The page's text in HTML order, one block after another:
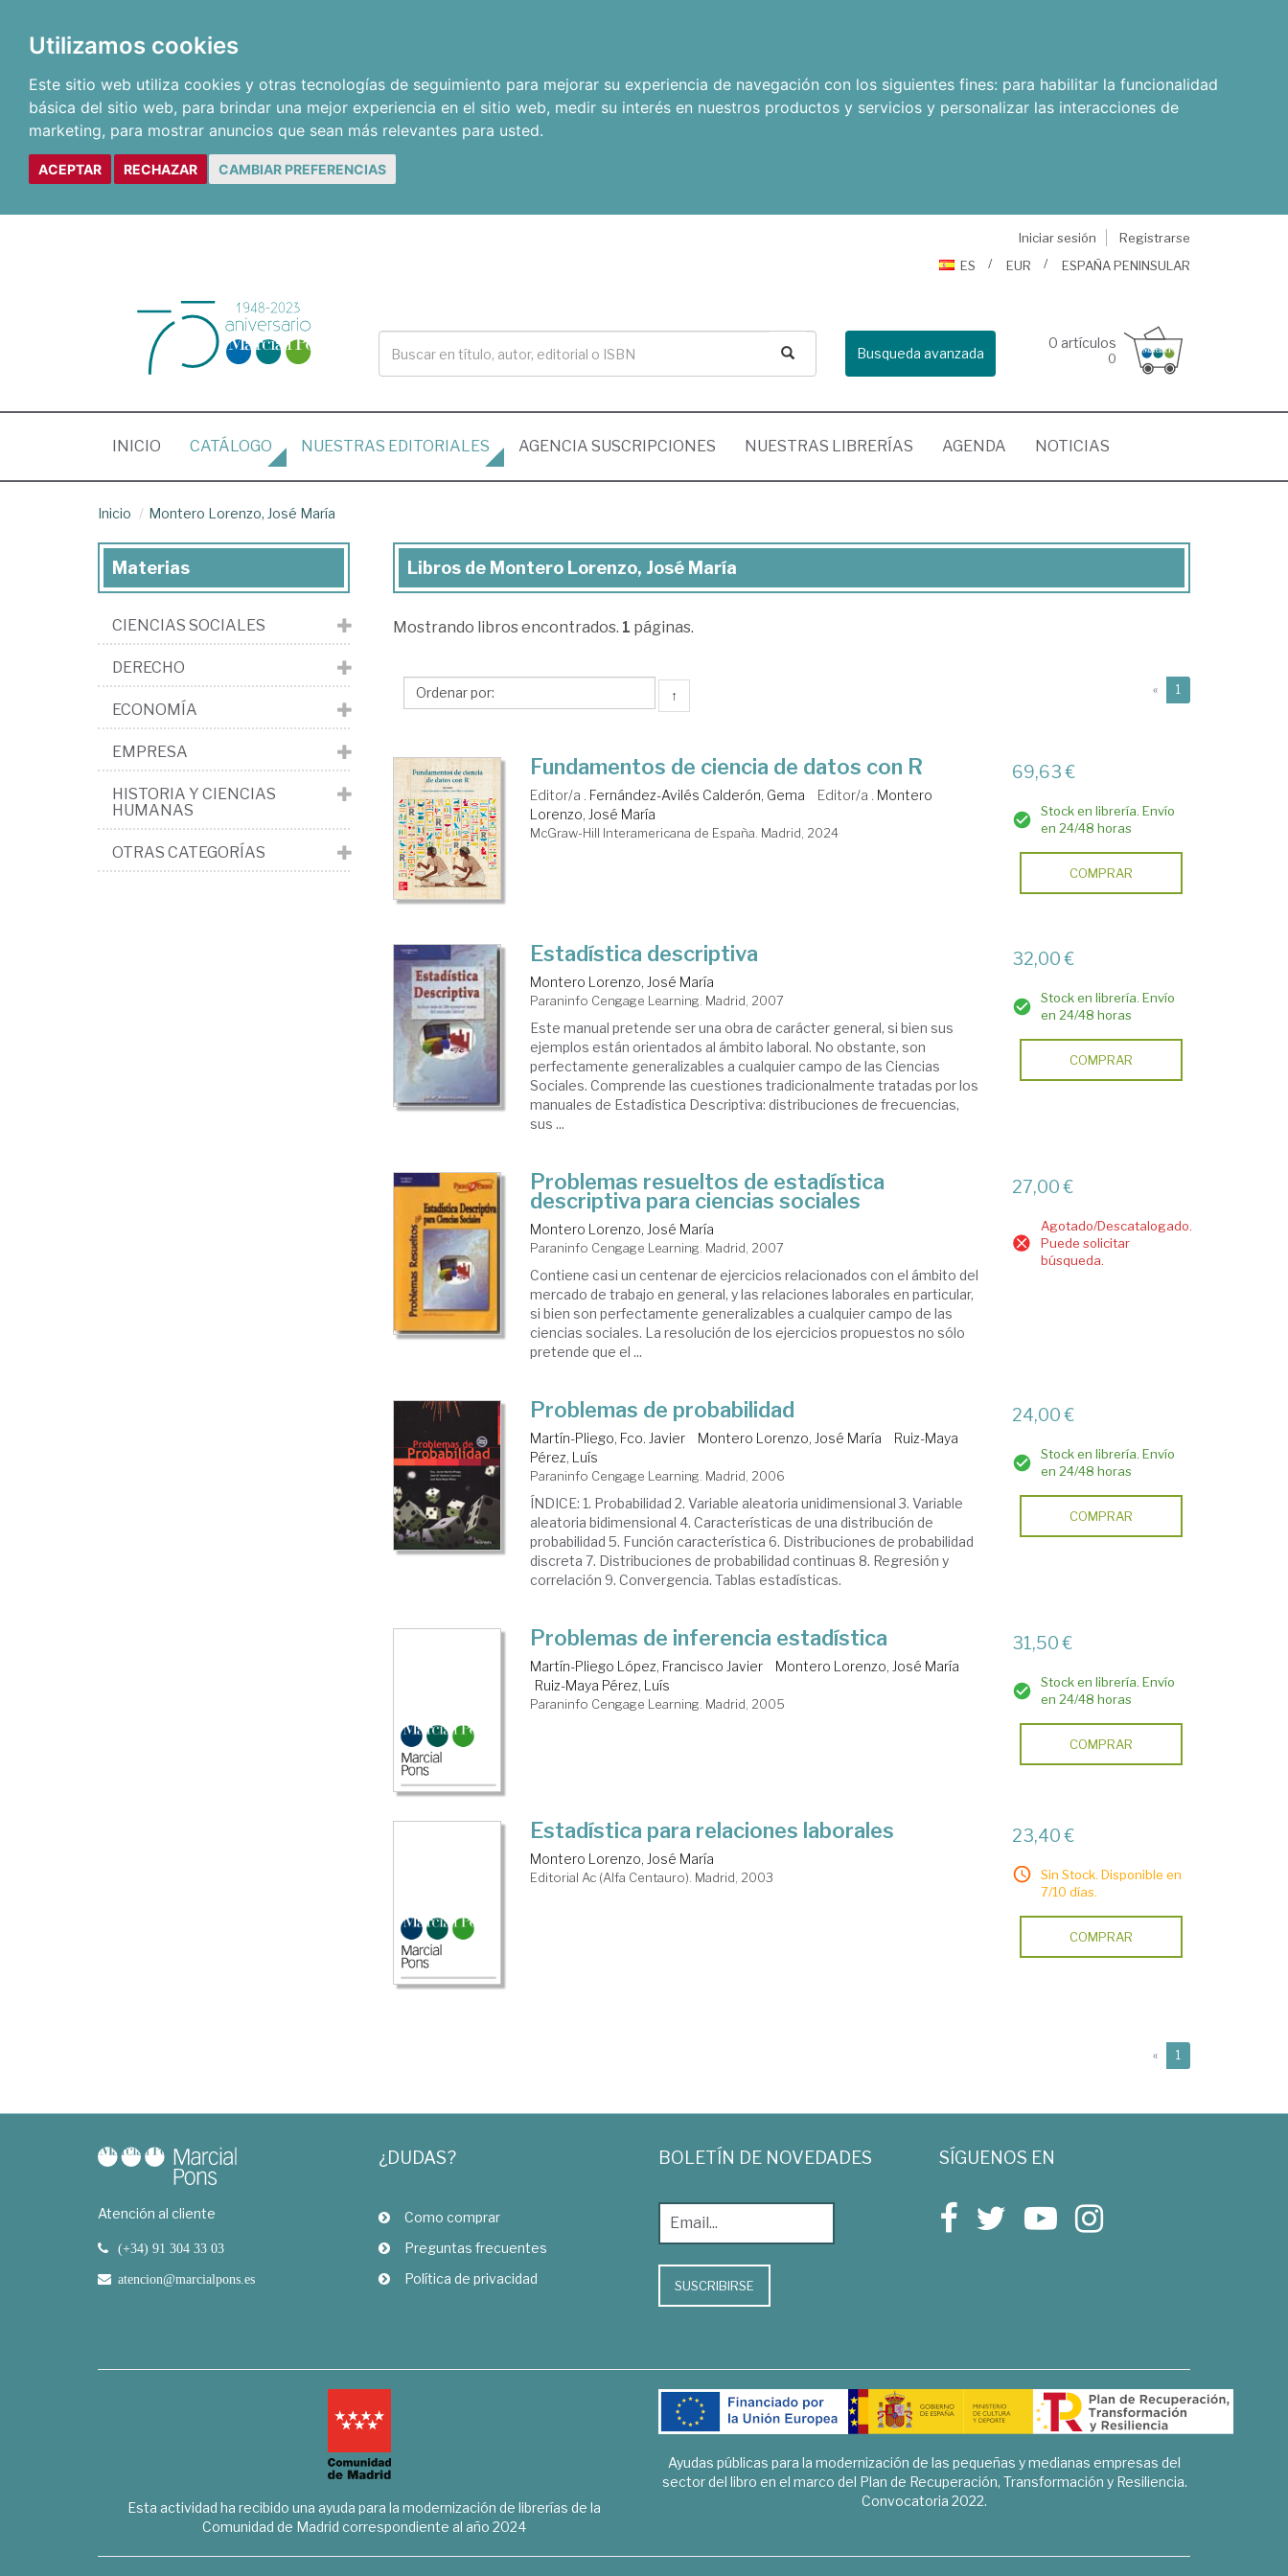
Utilizamos cookies
Este sitio web utiliza cookies y otras tecnologías de seguimiento para mejorar su experiencia de navegación con los siguientes fines: para habilitar la funcionalidad
básica del sitio web, para brindar una mejor experiencia en el sitio web, medir su interés en nuestros productos y servicios y personalizar las interacciones de
marketing, para mostrar anuncios que sean más relevantes para usted.
ACEPTAR RECHAZAR CAMBIAR PREFERENCIAS
Iniciar sesión
Registrarse
ES
EUR ESPAÑA PENINSULAR
Busqueda avanzada
0 artículos
0
INICIO (CURRENT)
CATÁLOGO NUESTRAS EDITORIALES AGENCIA SUSCRIPCIONES NUESTRAS LIBRERÍAS AGENDA NOTICIAS
Inicio Montero Lorenzo, José María
Libros
Montero
José
Libros de Montero Lorenzo, José María
Mostrando libros encontrados. 1 páginas.
↑ « 1
Fundamentos de ciencia de datos con R
Editor/a . Fernández-Avilés Calderón, Gema Editor/a . Montero
Lorenzo, José María
McGraw-Hill Interamericana de España. Madrid, 2024
69,63 €
Stock en librería. Envío
en 24/48 horas
COMPRAR
Estadística descriptiva
Montero Lorenzo, José María
Paraninfo Cengage Learning. Madrid, 2007
Este manual pretende ser una obra de carácter general, si bien sus
ejemplos están orientados al ámbito laboral. No obstante, son
perfectamente generalizables a cualquier campo de las Ciencias
Sociales. Comprende las cuestiones tradicionalmente tratadas por los
manuales de Estadística Descriptiva: distribuciones de frecuencias,
sus ...
32,00 €
Stock en librería. Envío
en 24/48 horas
COMPRAR
Problemas resueltos de estadística
descriptiva para ciencias sociales
Montero Lorenzo, José María
Paraninfo Cengage Learning. Madrid, 2007
Contiene casi un centenar de ejercicios relacionados con el ámbito del
mercado de trabajo en general, y las relaciones laborales en particular,
si bien son perfectamente generalizables a cualquier campo de las
ciencias sociales. La resolución de los ejercicios propuestos no sólo
pretende que el ...
27,00 €
Agotado/Descatalogado.
Puede solicitar
búsqueda.
Problemas de probabilidad
Martín-Pliego, Fco. Javier Montero Lorenzo, José María
Ruiz-Maya
Pérez, Luís
Paraninfo Cengage Learning. Madrid, 2006
ÍNDICE: 1. Probabilidad 2. Variable aleatoria unidimensional 3. Variable
aleatoria bidimensional 4. Características de una distribución de
probabilidad 5. Función característica 6. Distribuciones de probabilidad
discreta 7. Distribuciones de probabilidad continuas 8. Regresión y
correlación 9. Convergencia. Tablas estadísticas.
24,00 €
Stock en librería. Envío
en 24/48 horas
COMPRAR
Problemas de inferencia estadística
Martín-Pliego López, Francisco Javier
Montero Lorenzo, José María
Ruiz-Maya Pérez, Luís
Paraninfo Cengage Learning. Madrid, 2005
31,50 €
Stock en librería. Envío
en 24/48 horas
COMPRAR
Estadística para relaciones laborales
Montero Lorenzo, José María
Editorial Ac (Alfa Centauro). Madrid, 2003
23,40 €
Sin Stock. Disponible en
7/10 días.
COMPRAR
« 1
Materias
CIENCIAS SOCIALES
DERECHO
ECONOMÍA
EMPRESA
HISTORIA Y CIENCIAS
HUMANAS
OTRAS CATEGORÍAS
Atención al cliente
(+34) 91 304 33 03
atencion@marcialpons.es
¿DUDAS?
Como comprar
Preguntas frecuentes
Política de privacidad
BOLETÍN DE NOVEDADES
SUSCRIBIRSE
SÍGUENOS EN
Esta actividad ha recibido una ayuda para la modernización de librerías de la
Comunidad de Madrid correspondiente al año 2024
Ayudas públicas para la modernización de las pequeñas y medianas empresas del
sector del libro en el marco del Plan de Recuperación, Transformación y Resiliencia.
Convocatoria 2022.